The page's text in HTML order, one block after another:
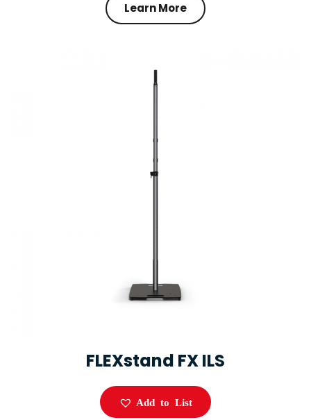
Learn More
FLEXstand FX ILS
Add to List